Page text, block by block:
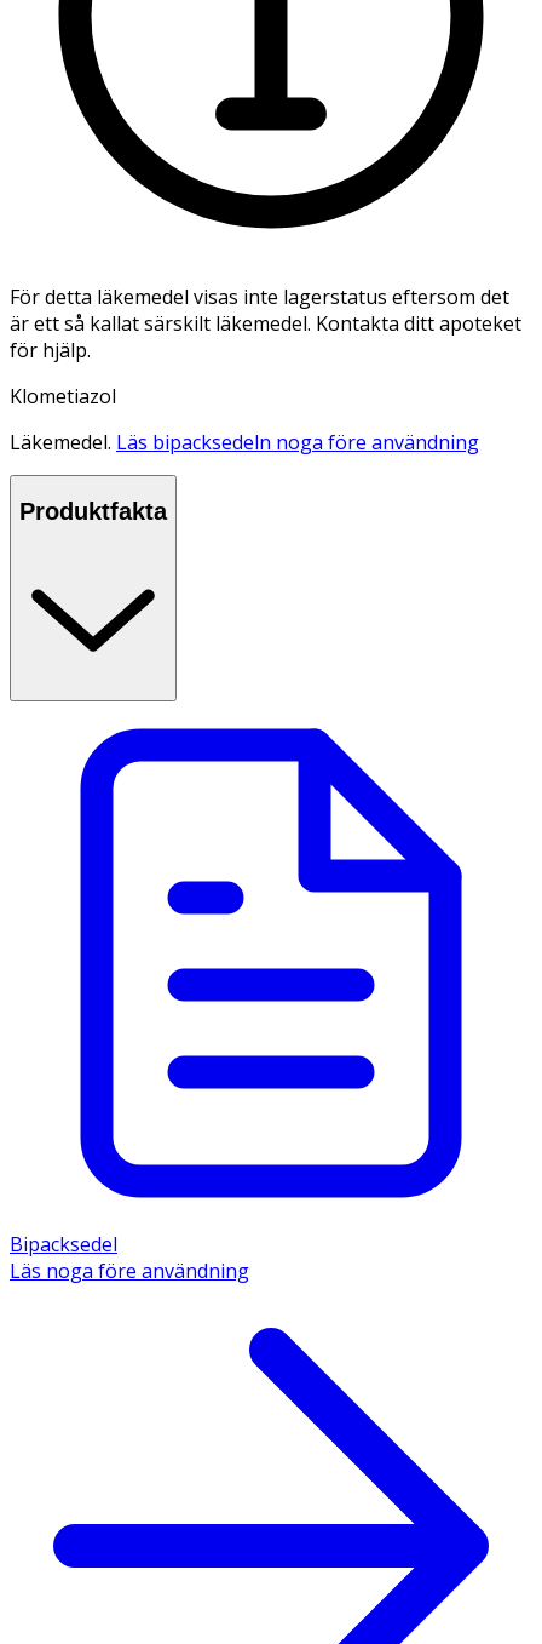
För detta läkemedel visas inte lagerstatus eftersom det
är ett så kallat särskilt läkemedel. Kontakta ditt apoteket
för hjälp.
Klometiazol
Läkemedel. Läs bipacksedeln noga före användning
Produktfakta
Bipacksedel
Läs noga före användning